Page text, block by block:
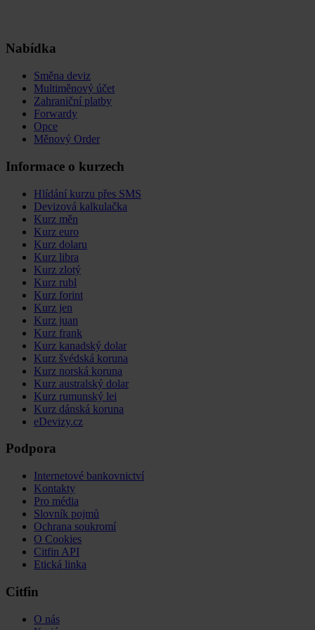
Nabídka
Směna deviz
Multiměnový účet
Zahraniční platby
Forwardy
Opce
Měnový Order
Informace o kurzech
Hlídání kurzu přes SMS
Devizová kalkulačka
Kurz měn
Kurz euro
Kurz dolaru
Kurz libra
Kurz zlotý
Kurz rubl
Kurz forint
Kurz jen
Kurz juan
Kurz frank
Kurz kanadský dolar
Kurz švédská koruna
Kurz norská koruna
Kurz australský dolar
Kurz rumunský lei
Kurz dánská koruna
eDevizy.cz
Podpora
Internetové bankovnictví
Kontakty
Pro média
Slovník pojmů
Ochrana soukromí
O Cookies
Citfin API
Etická linka
Citfin
O nás